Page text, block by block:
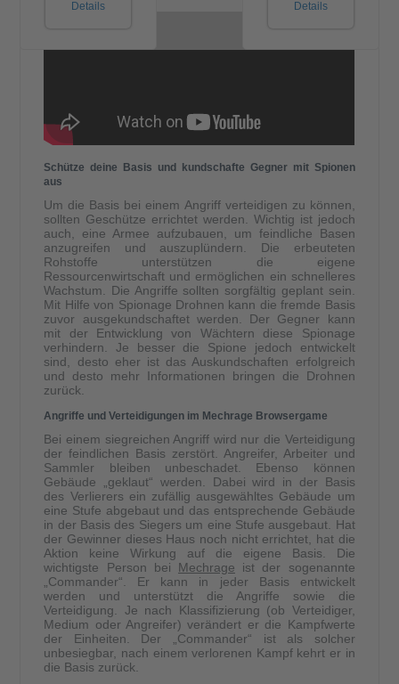
Schütze deine Basis und kundschafte Gegner mit Spionen
aus
Um die Basis bei einem Angriff verteidigen zu können,
sollten Geschütze errichtet werden. Wichtig ist jedoch
auch, eine Armee aufzubauen, um feindliche Basen
anzugreifen und auszuplündern. Die erbeuteten
Rohstoffe unterstützen die eigene
Ressourcenwirtschaft und ermöglichen ein schnelleres
Wachstum. Die Angriffe sollten sorgfältig geplant sein.
Mit Hilfe von Spionage Drohnen kann die fremde Basis
zuvor ausgekundschaftet werden. Der Gegner kann
mit der Entwicklung von Wächtern diese Spionage
verhindern. Je besser die Spione jedoch entwickelt
sind, desto eher ist das Auskundschaften erfolgreich
und desto mehr Informationen bringen die Drohnen
zurück.
Angriffe und Verteidigungen im Mechrage Browsergame
Bei einem siegreichen Angriff wird nur die Verteidigung
der feindlichen Basis zerstört. Angreifer, Arbeiter und
Sammler bleiben unbeschadet. Ebenso können
Gebäude „geklaut“ werden. Dabei wird in der Basis
des Verlierers ein zufällig ausgewähltes Gebäude um
eine Stufe abgebaut und das entsprechende Gebäude
in der Basis des Siegers um eine Stufe ausgebaut. Hat
der Gewinner dieses Haus noch nicht errichtet, hat die
Aktion keine Wirkung auf die eigene Basis. Die
wichtigste Person bei Mechrage ist der sogenannte
„Commander“. Er kann in jeder Basis entwickelt
werden und unterstützt die Angriffe sowie die
Verteidigung. Je nach Klassifizierung (ob Verteidiger,
Medium oder Angreifer) verändert er die Kampfwerte
der Einheiten. Der „Commander“ ist als solcher
unbesiegbar, nach einem verlorenen Kampf kehrt er in
die Basis zurück.
Details
Details